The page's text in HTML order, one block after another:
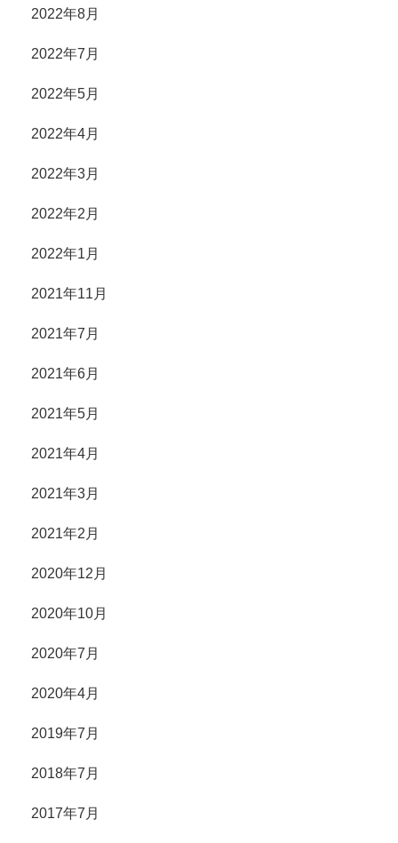
2022年8月
2022年7月
2022年5月
2022年4月
2022年3月
2022年2月
2022年1月
2021年11月
2021年7月
2021年6月
2021年5月
2021年4月
2021年3月
2021年2月
2020年12月
2020年10月
2020年7月
2020年4月
2019年7月
2018年7月
2017年7月